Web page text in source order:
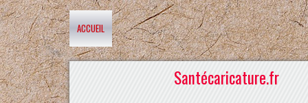
ACCUEIL
Santécaricature.fr